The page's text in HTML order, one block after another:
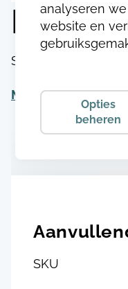
Durea
SKU:
Meer informatie
SKU
analyseren
website en
Opties
beheren